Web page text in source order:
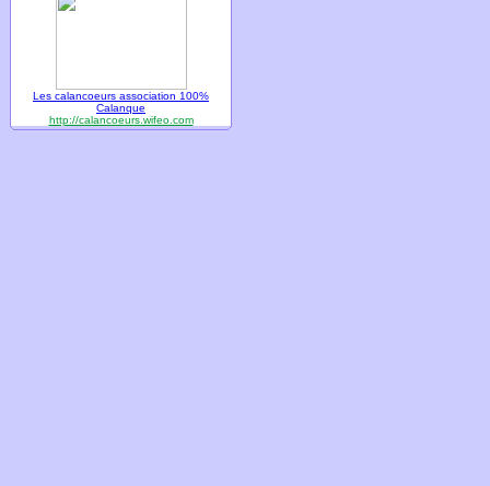
Les calancoeurs association 100%
Calanque
http://calancoeurs.wifeo.com